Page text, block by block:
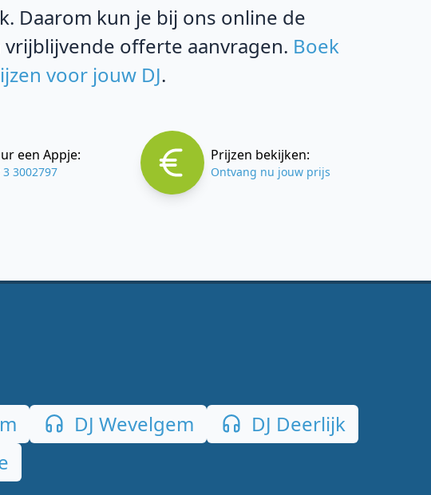
Daarom kun je bij ons online de
offerte aanvragen. Boek
voor jouw DJ.
een Appje:
3 3002797
Prijzen bekijken:
Ontvang nu jouw prijs
DJ Wevelgem
DJ Deerlijk